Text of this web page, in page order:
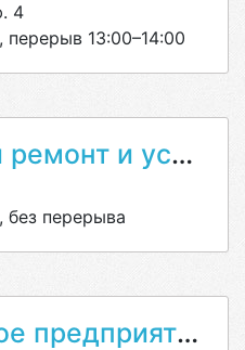
4
перерыв 13:00–14:00
Компьютерный ремонт и услуги
без перерыва
Димейд Частное предприятие